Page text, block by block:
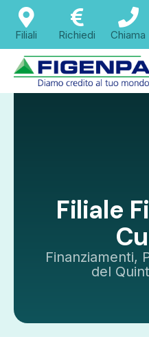
Filiali Richiedi Chiama
Filiale
Finanziamenti,
del